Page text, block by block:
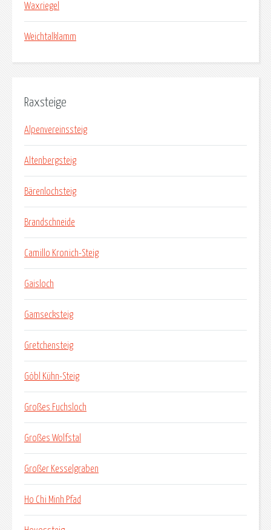
Waxriegel
Weichtalklamm
Raxsteige
Alpenvereinssteig
Altenbergsteig
Bärenlochsteig
Brandschneide
Camillo Kronich-Steig
Gaisloch
Gamsecksteig
Gretchensteig
Göbl Kühn-Steig
Großes Fuchsloch
Großes Wolfstal
Großer Kesselgraben
Ho Chi Minh Pfad